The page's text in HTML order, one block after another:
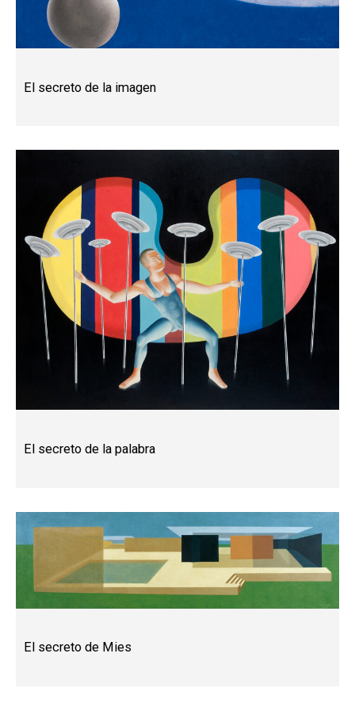
El secreto de la imagen
El secreto de la palabra
El secreto de Mies